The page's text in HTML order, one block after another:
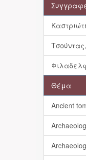
Θέμα
Ancient